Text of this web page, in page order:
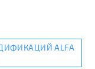
ALFA